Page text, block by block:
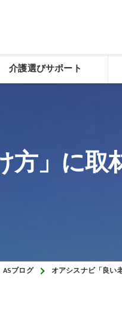
コース」
介護選びサポート
」に取
ASブログ オアシスナビ「良い